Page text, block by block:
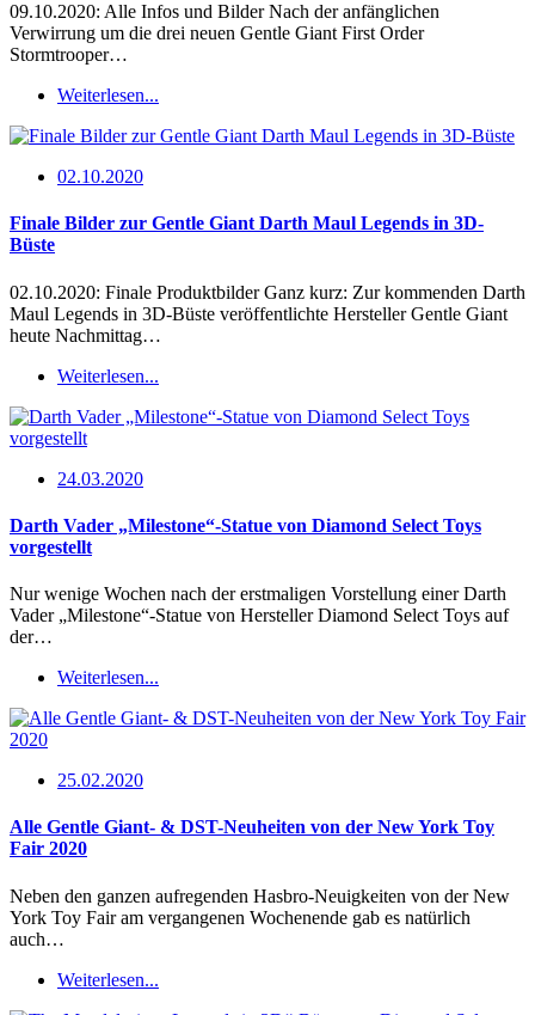
09.10.2020: Alle Infos und Bilder Nach der anfänglichen
Verwirrung um die drei neuen Gentle Giant First Order
Stormtrooper…
Weiterlesen...
02.10.2020
Finale Bilder zur Gentle Giant Darth Maul Legends in 3D-
Büste
02.10.2020: Finale Produktbilder Ganz kurz: Zur kommenden Darth
Maul Legends in 3D-Büste veröffentlichte Hersteller Gentle Giant
heute Nachmittag…
Weiterlesen...
24.03.2020
Darth Vader „Milestone“-Statue von Diamond Select Toys
vorgestellt
Nur wenige Wochen nach der erstmaligen Vorstellung einer Darth
Vader „Milestone“-Statue von Hersteller Diamond Select Toys auf
der…
Weiterlesen...
25.02.2020
Alle Gentle Giant- & DST-Neuheiten von der New York Toy
Fair 2020
Neben den ganzen aufregenden Hasbro-Neuigkeiten von der New
York Toy Fair am vergangenen Wochenende gab es natürlich
auch…
Weiterlesen...